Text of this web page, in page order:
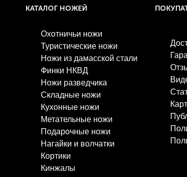
КАТАЛОГ НОЖЕЙ
Охотничьи ножи
Туристические ножи
Ножи из дамасской стали
Финки НКВД
Ножи разведчика
Складные ножи
Кухонные ножи
Метательные ножи
Подарочные ножи
Нагайки и волчатки
Кортики
Кинжалы